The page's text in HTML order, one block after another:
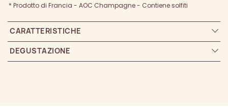
* Prodotto di Francia - AOC Champagne - Contiene solfiti
CARATTERISTICHE
DEGUSTAZIONE